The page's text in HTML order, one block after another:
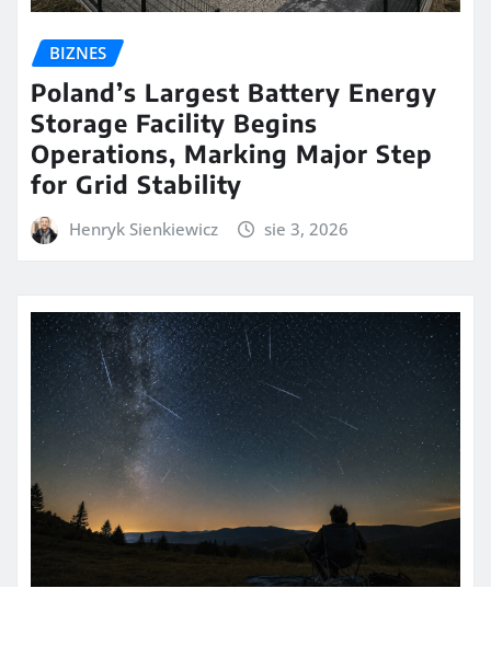
BIZNES
Poland’s Largest Battery Energy
Storage Facility Begins
Operations, Marking Major Step
for Grid Stability
Henryk Sienkiewicz sie 3, 2026